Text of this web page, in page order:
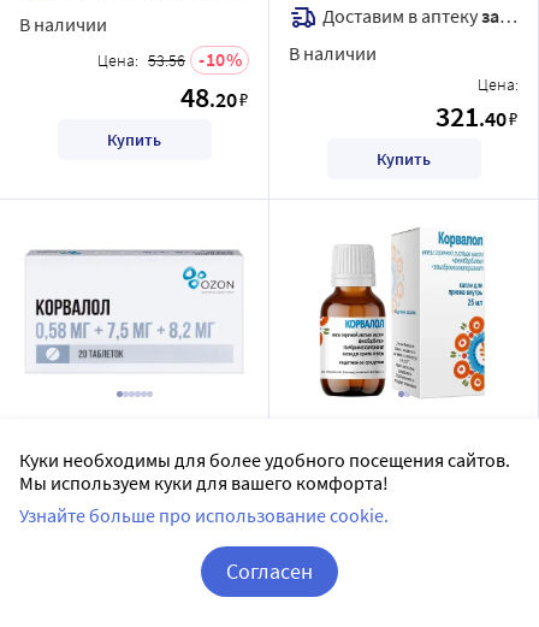
В наличии
Цена: 53.56 10
48.20₽
Купить
Доставим в аптекузавтра
В наличии
Цена:
321.40₽
Купить
8,2 мг 20 шт. таблетки
ОЗОН ООО
таблетки
Дозировка 0,58 мг + 7,5 мг + 8,2 мг
приема внутрь 25 мл
Кировская фармацевтическая
фабрика АО
капли для приема внутрь
Доставим в аптеку
Куки необходимы для более удобного посещения сайтов.
Мы используем куки для вашего комфорта!
Узнайте больше про использование cookie.
Согласен